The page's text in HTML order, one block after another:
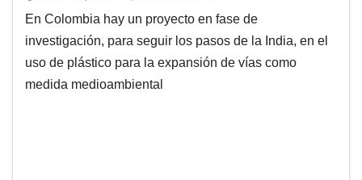
En Colombia hay un proyecto en fase de
investigación, para seguir los pasos de la India, en el
uso de plástico para la expansión de vías como
medida medioambiental